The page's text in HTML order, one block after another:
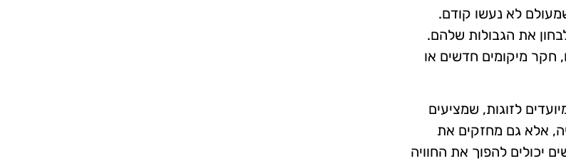
לא נעשו קודם.
את הגבולות שלהם.
חקר מיקומים חדשים או
לזוגות, שמציעים
אלא גם מחזקים את
יכולים להפוך את החוויה